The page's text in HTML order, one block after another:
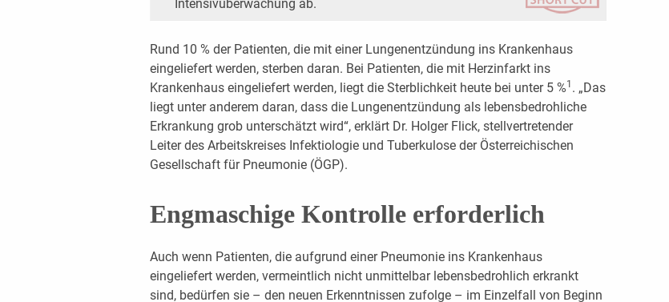
Intensivüberwachung ab.
Rund 10 % der Patienten, die mit einer Lungenentzündung ins Krankenhaus
eingeliefert werden, sterben daran. Bei Patienten, die mit Herzinfarkt ins
Krankenhaus eingeliefert werden, liegt die Sterblichkeit heute bei unter 5 %1 . „Das
liegt unter anderem daran, dass die Lungenentzündung als lebensbedrohliche
Erkrankung grob unterschätzt wird“, erklärt Dr. Holger Flick, stellvertretender
Leiter des Arbeitskreises Infektiologie und Tuberkulose der Österreichischen
Gesellschaft für Pneumonie (ÖGP).
Engmaschige Kontrolle erforderlich
Auch wenn Patienten, die aufgrund einer Pneumonie ins Krankenhaus
eingeliefert werden, vermeintlich nicht unmittelbar lebensbedrohlich erkrankt
sind, bedürfen sie – den neuen Erkenntnissen zufolge – im Einzelfall von Beginn